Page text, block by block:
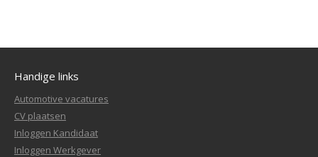
Handige links
Automotive vacatures
CV plaatsen
Inloggen Kandidaat
Inloggen Werkgever